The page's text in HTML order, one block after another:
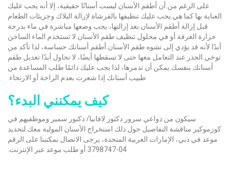
على الرغم من أن أطقم الأسنان ليست أسنانًا حقيقية، إلا أنه يجب عليك
العناية بها كما هي.يجب عليك تنظيفها بالفرشاة لإزالة البلاك وجزيئات الطعام
قبل إزالة أطقم الأسنان.بعد إزالتها، يجب وضعها مباشرة في ماء بدرجة
حرارة الغرفة أو في محلول تنظيف طقم الأسنان.لا تستخدم الماء الساخن
أبدًا لأنه قد يؤدي إلى تشوه طقم الأسنان.أطقم أسنانك حساسة، لذا تأكد من
توخي الحذر عند التعامل معها حتى لا تسقطها.أيضًا، لا تحاول أبدًا تعديل طقم
أسنانك بنفسك.يمكن أن تدمرها، لذا يجب عليك دائمًا طلب المساعدة من
طبيب أسنانك إذا شعرت بعدم الراحة أو الارتخاء.
كيف يمكنني البدء؟
سيكون من دواعي سرور دكتور لافانيا/ دكتور سمير وموظفيهم في
كوزموكير مناقشة التفاصيل حول ذلك استخراج الأسنان المولية معك.لتحديد
موعد في دبي، الإمارات العربية المتحدة، يرجى الاتصال بمكتبنا على الرقم
04-3798747 أو طلب موعد عبر الإنترنت.